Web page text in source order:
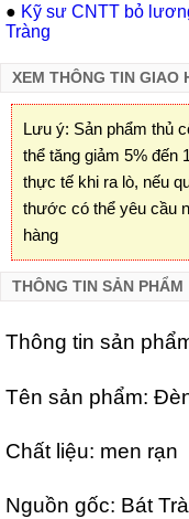
● Kỹ sư CNTT bỏ
Tràng
XEM THÔNG TIN GIAO
Lưu ý: Sản phẩm thủ
thể tăng giảm 5% đến
thực tế khi ra lò, nếu
thước có thể yêu cầu
hàng
THÔNG TIN SẢN PHẨM
Thông tin sản
Tên sản phẩm:
Chất liệu: men rạn
Nguồn gốc: Bát